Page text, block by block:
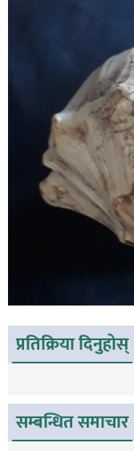
प्रतिक्रिया दिनुहोस्
सम्बन्धित समाचार